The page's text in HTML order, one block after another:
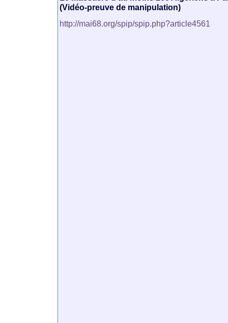
(Vidéo-preuve de manipulation)
http://mai68.org/spip/spip.php?article4561